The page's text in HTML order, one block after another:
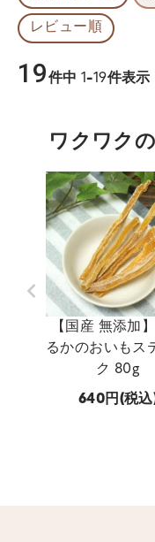
レビュー順
19件中 1-19件表示
ワクワク
【国産 無添加
るかのおいもス
ク 80g
640 (税込